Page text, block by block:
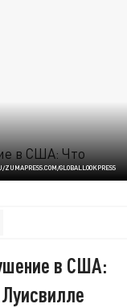
ZUMAPRESS.COM/GLOBALLOOKPRESS
в США: